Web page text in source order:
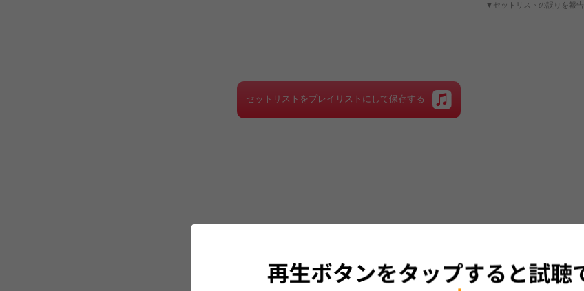
▼セットリストの誤りを報
セットリストをプレイリストにして保存する